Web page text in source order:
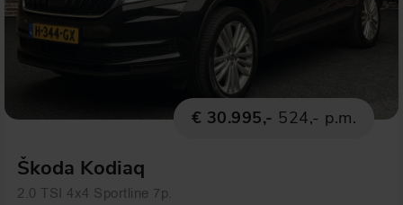
€ 30.995,- 524,- p.m.
Škoda Kodiaq
2.0 TSI 4x4 Sportline 7p.